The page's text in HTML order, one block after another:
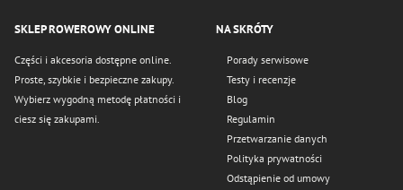
SKLEP ROWEROWY ONLINE
Części i akcesoria dostępne online.
Proste, szybkie i bezpieczne zakupy.
Wybierz wygodną metodę płatności i
ciesz się zakupami.
NA SKRÓTY
Porady serwisowe
Testy i recenzje
Blog
Regulamin
Przetwarzanie danych
Polityka prywatności
Odstąpienie od umowy